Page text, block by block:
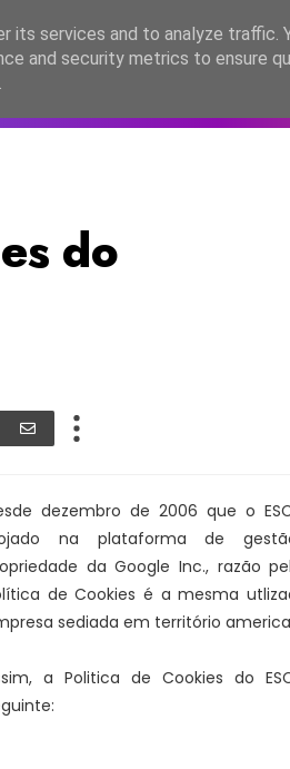
EASC2026 PORTUGAL
do
dezembro de 2006 que o
na plataforma de
da Google Inc., razão
de Cookies é a mesma
sediada em território
a Politica de Cookies do
its services and to analyze traffic.
and security metrics to ensure